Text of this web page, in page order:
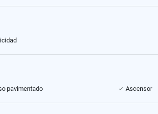
pavimentado Ascensor